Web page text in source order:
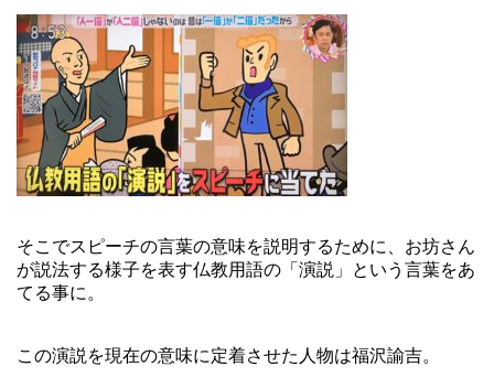
そこでスピーチの言葉の意味を説明するために、お坊さん
が説法する様子を表す仏教用語の「演説」という言葉をあ
てる事に。
この演説を現在の意味に定着させた人物は福沢諭吉。